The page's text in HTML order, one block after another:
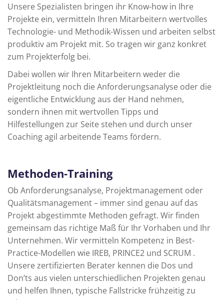
Unsere Spezialisten bringen ihr Know-how in Ihre
Projekte ein, vermitteln Ihren Mitarbeitern wertvolles
Technologie- und Methodik-Wissen und arbeiten selbst
produktiv am Projekt mit. So tragen wir ganz konkret
zum Projekterfolg bei.
Dabei wollen wir Ihren Mitarbeitern weder die
Projektleitung noch die Anforderungsanalyse oder die
eigentliche Entwicklung aus der Hand nehmen,
sondern ihnen mit wertvollen Tipps und
Hilfestellungen zur Seite stehen und durch unser
Coaching agil arbeitende Teams fördern.
Methoden-Training
Ob Anforderungsanalyse, Projektmanagement oder
Qualitätsmanagement – immer sind genau auf das
Projekt abgestimmte Methoden gefragt. Wir finden
gemeinsam das richtige Maß für Ihr Vorhaben und Ihr
Unternehmen. Wir vermitteln Kompetenz in Best-
Practice-Modellen wie IREB, PRINCE2 und SCRUM .
Unsere zertifizierten Berater kennen die Dos und
Don’ts aus vielen unterschiedlichen Projekten genau
und helfen Ihnen, typische Fallstricke frühzeitig zu